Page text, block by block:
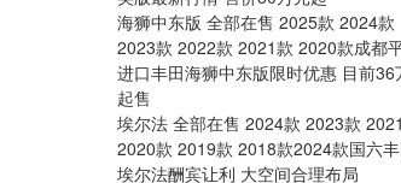
海狮中东版 全部在售 2025款 2024款
2023款 2022款 2021款 2020款成都
进口丰田海狮中东版限时优惠 目前36
起售
埃尔法 全部在售 2024款 2023款
2020款 2019款 2018款2024款国六
埃尔法酬宾让利 大空间合理布局